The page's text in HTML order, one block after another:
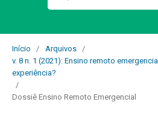
Início / Arquivos
/
v. 8 n. 1 (2021): Ensino remoto
experiência?
/
Dossiê Ensino Remoto Emergencial